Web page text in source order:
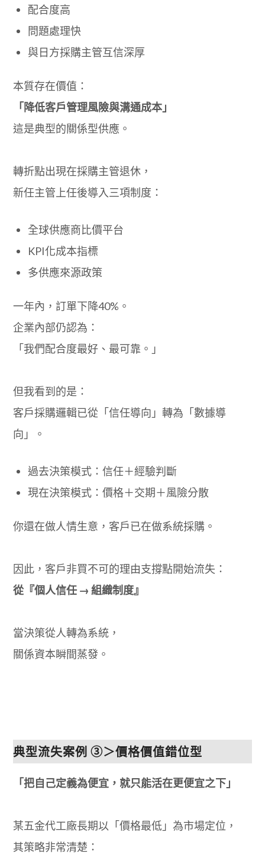
配合度高
問題處理快
與日方採購主管互信深厚
本質存在價值：
「降低客戶管理風險與溝通成本」
這是典型的關係型供應。
轉折點出現在採購主管退休，
新任主管上任後導入三項制度：
全球供應商比價平台
KPI化成本指標
多供應來源政策
一年內，訂單下降40%。
企業內部仍認為：
「我們配合度最好、最可靠。」
但我看到的是：
客戶採購邏輯已從「信任導向」轉為「數據導
向」。
過去決策模式：信任＋經驗判斷
現在決策模式：價格＋交期＋風險分散
你還在做人情生意，客戶已在做系統採購。
因此，客戶非買不可的理由支撐點開始流失：
從『個人信任 → 組織制度』
當決策從人轉為系統，
關係資本瞬間蒸發。
典型流失案例 ③＞價格價值錯位型
「把自己定義為便宜，就只能活在更便宜之下」
某五金代工廠長期以「價格最低」為市場定位，
其策略非常清楚：